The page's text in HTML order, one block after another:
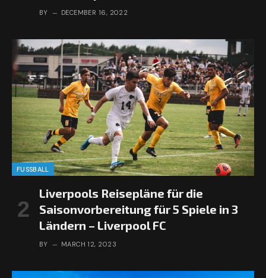
BY DECEMBER 16, 2022
FUSSBALL
Liverpools Reisepläne für die
Saisonvorbereitung für 5 Spiele in 3
Ländern – Liverpool FC
BY MARCH 12, 2023